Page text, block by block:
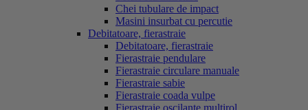
Chei tubulare de impact
Masini insurbat cu percutie
Debitatoare, fierastraie
Debitatoare, fierastraie
Fierastraie pendulare
Fierastraie circulare manuale
Fierastraie sabie
Fierastraie coada vulpe
Fierastraie oscilante multirol